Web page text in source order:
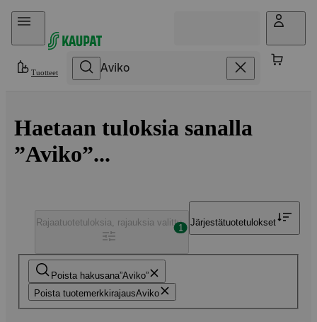
Hyppää sisältöön
Tuotteet
Haetaan tuloksia sanalla
”Aviko”...
Poista hakusana Aviko
Poista tuotemerkkirajausAviko
Rajaatuotetuloksia, rajauksia valittu
1
Järjestätuotetulokset